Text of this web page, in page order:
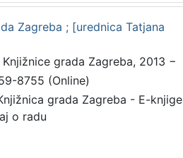
Zagreba ; [urednica Tatjana
grada Zagreba, 2013 −
8755 (Online)
grada Zagreba - E-knjige
o radu